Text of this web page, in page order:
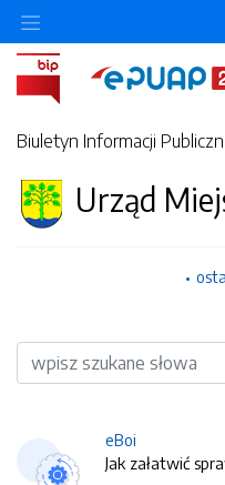
Biuletyn Informacji
Urząd
Wyszukiwarka
eBoi
Jak załatwić